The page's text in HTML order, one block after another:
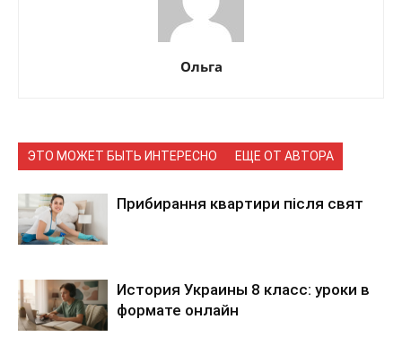
Ольга
ЭТО МОЖЕТ БЫТЬ ИНТЕРЕСНО ЕЩЕ ОТ АВТОРА
Прибирання квартири після свят
История Украины 8 класс: уроки в
формате онлайн